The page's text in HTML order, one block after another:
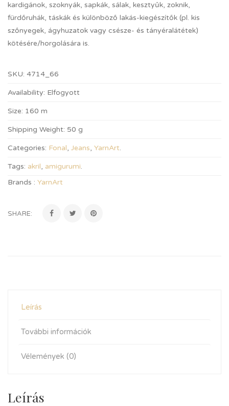
kardigánok, szoknyák, sapkák, sálak, kesztyűk, zoknik,
fürdőruhák, táskák és különböző lakás-kiegészítők (pl. kis
szőnyegek, ágyhuzatok vagy csésze- és tányéralátétek)
kötésére/horgolására is.
SKU: 4714_66
Availability: Elfogyott
Size: 160 m
Shipping Weight: 50 g
Categories: Fonal, Jeans, YarnArt.
Tags: akril, amigurumi.
Brands : YarnArt
SHARE:
Leírás
További információk
Vélemények (0)
Leírás